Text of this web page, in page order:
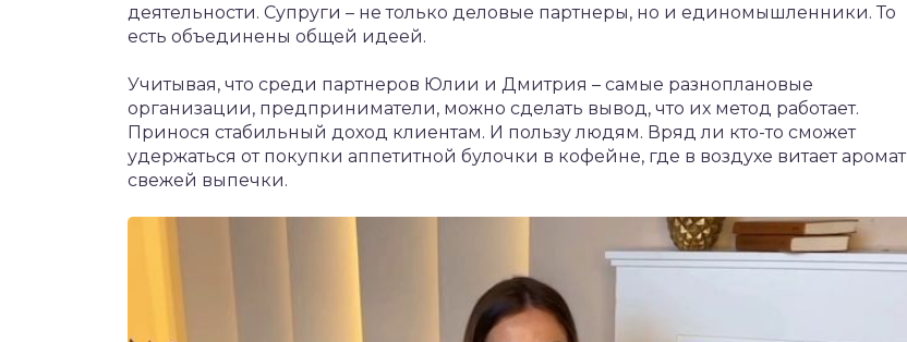
деятельности. Супруги – не только деловые партнеры, но и единомышленники. То
есть объединены общей идеей.
Учитывая, что среди партнеров Юлии и Дмитрия – самые разноплановые
организации, предприниматели, можно сделать вывод, что их метод работает.
Принося стабильный доход клиентам. И пользу людям. Вряд ли кто-то сможет
удержаться от покупки аппетитной булочки в кофейне, где в воздухе витает аромат
свежей выпечки.